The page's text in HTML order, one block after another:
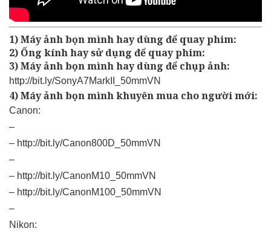
1) Máy ảnh bọn mình hay dùng để quay phim:
2) Ống kính hay sử dụng để quay phim:
3) Máy ảnh bọn mình hay dùng để chụp ảnh:
http://bit.ly/SonyA7MarkII_50mmVN
4) Máy ảnh bọn mình khuyên mua cho người mới:
Canon:
–
– http://bit.ly/Canon800D_50mmVN
–
– http://bit.ly/CanonM10_50mmVN
– http://bit.ly/CanonM100_50mmVN
–
Nikon: